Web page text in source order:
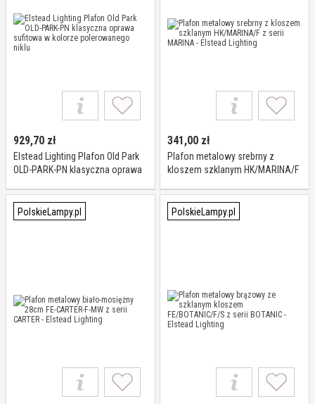
929,70 zł
Elstead Lighting Plafon Old Park
OLD-PARK-PN klasyczna oprawa
polerowanego niklu
341,00 zł
Plafon metalowy srebrny z
kloszem szklanym HK/MARINA/F
PolskieLampy.pl PolskieLampy.pl